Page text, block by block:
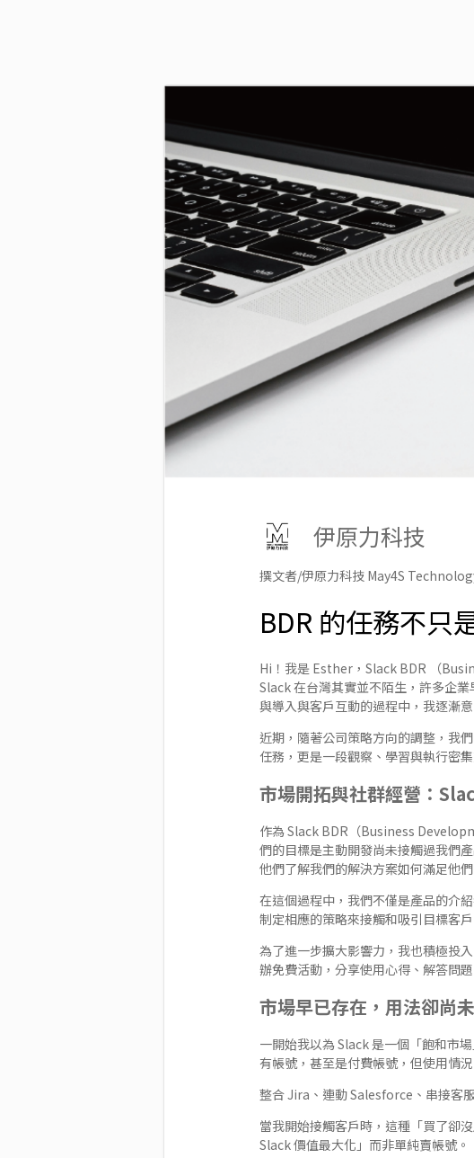
伊原力科技
撰文者/伊原力科技 May4S
BDR 的任務不只
Hi！我是 Esther，Slack BDR （
Slack 在台灣其實並不陌生，許多企
與導入與客戶互動的過程中，我逐漸
近期，隨著公司策略方向的調整，我
任務，更是一段觀察、學習與執行密
市場開拓與社群經營：
作為 Slack BDR（Business
們的目標是主動開發尚未接觸過我們
他們了解我們的解決方案如何滿足他們
在這個過程中，我們不僅是產品的介
制定相應的策略來接觸和吸引目標客戶
為了進一步擴大影響力，我也積極投
辦免費活動，分享使用心得、解答問
市場早已存在，用法卻尚
一開始我以為 Slack 是一個「飽和市
有帳號，甚至是付費帳號，但使用情
整合 Jira、連動 Salesforce、串接客
當我開始接觸客戶時，這種「買了卻
Slack 價值最大化」而非單純賣帳號。